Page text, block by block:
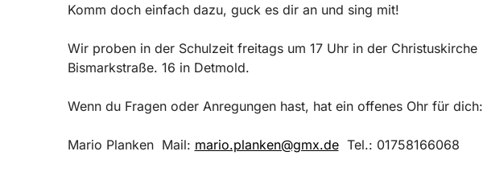
Komm doch einfach dazu, guck es dir an und sing mit!
Wir proben in der Schulzeit freitags um 17 Uhr in der Christuskirche
Bismarkstraße. 16 in Detmold.
Wenn du Fragen oder Anregungen hast, hat ein offenes Ohr für dich:
Mario Planken Mail: mario.planken@gmx.deTel.: 01758166068